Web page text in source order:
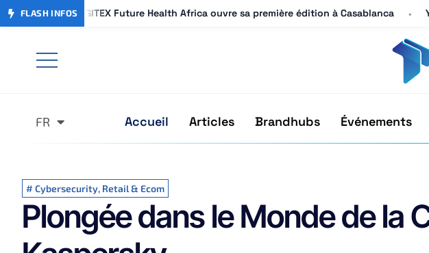
FLASH INFOS GITEX Future Health Africa ouvre sa première édition à Casablanca
GITEX Future Health Africa ouvre sa première édition à Casablanca
FR
AR Accueil Articles Brandhubs Événements
#Cybersecurity, Retail & Ecom
Plongée dans le Monde de la